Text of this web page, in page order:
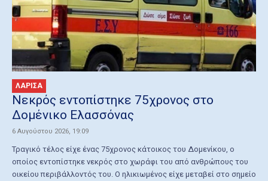
ΛΑΡΙΣΑ
Nεκρός εντοπίστηκε 75χρονος στο
Δομένικο Ελασσόνας
6 Αυγούστου 2026, 19:09
Τραγικό τέλος είχε ένας 75χρονος κάτοικος του Δομενίκου, ο
οποίος εντοπίστηκε νεκρός στο χωράφι του από ανθρώπους του
οικείου περιβάλλοντός του. Ο ηλικιωμένος είχε μεταβεί στο σημείο